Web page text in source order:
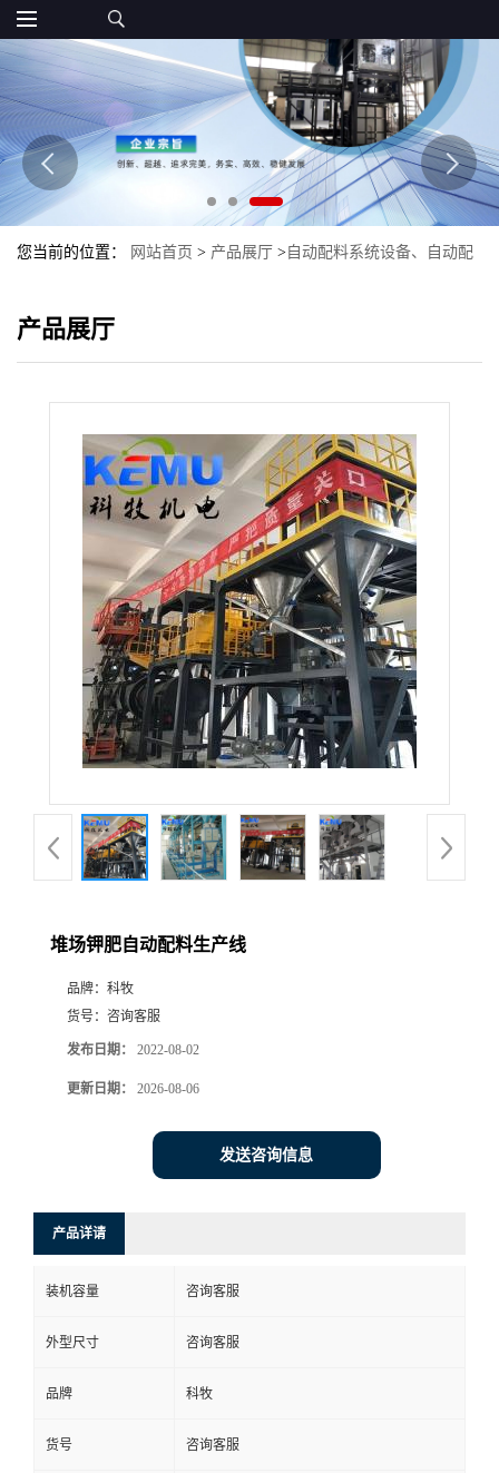
您当前的位置： 网站首页 > 产品展厅 > 自动配料系统设备、自动配
产品展厅
堆场钾肥自动配料生产线
品牌： 科牧
货号： 咨询客服
发布日期： 2022-08-02
更新日期： 2026-08-06
发送咨询信息
产品详请
装机容量 咨询客服
外型尺寸 咨询客服
品牌 科牧
货号 咨询客服